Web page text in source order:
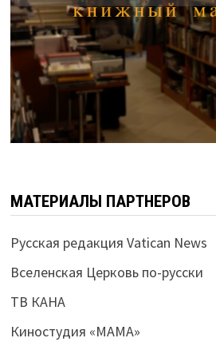
МАТЕРИАЛЫ ПАРТНЕРОВ
Русская редакция Vatican News
Вселенская Церковь по-русски
ТВ КАНА
Киностудия «МАМА»